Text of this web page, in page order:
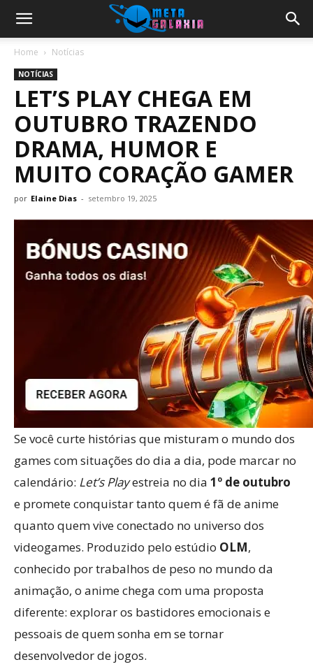
Home Notícias
NOTÍCIAS
LET’S PLAY CHEGA EM
OUTUBRO TRAZENDO
DRAMA, HUMOR E
MUITO CORAÇÃO GAMER
por Elaine Dias - setembro 19, 2025
Se você curte histórias que misturam o mundo dos
games com situações do dia a dia, pode marcar no
calendário: Let’s Playestreia no dia 1º de outubro
e promete conquistar tanto quem é fã de anime
quanto quem vive conectado no universo dos
videogames. Produzido pelo estúdio OLM,
conhecido por trabalhos de peso no mundo da
animação, o anime chega com uma proposta
diferente: explorar os bastidores emocionais e
pessoais de quem sonha em se tornar
desenvolvedor de jogos.